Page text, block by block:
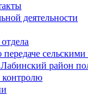
деятельности
передаче
район